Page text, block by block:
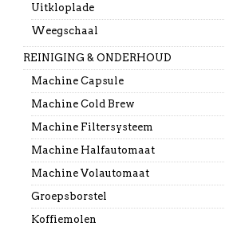
Uitkloplade
Weegschaal
REINIGING & ONDERHOUD
Machine Capsule
Machine Cold Brew
Machine Filtersysteem
Machine Halfautomaat
Machine Volautomaat
Groepsborstel
Koffiemolen